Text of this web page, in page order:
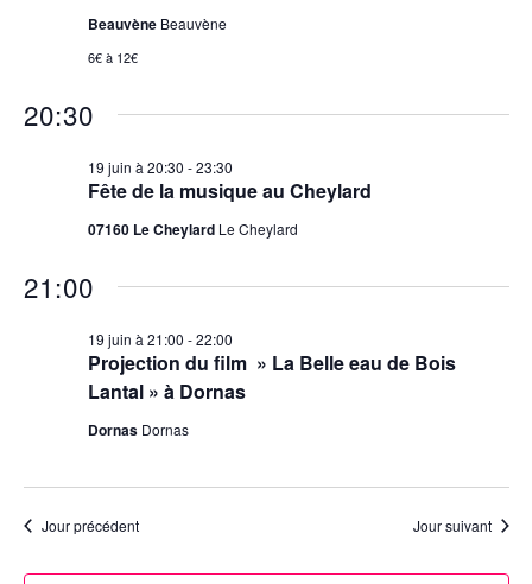
Beauvène Beauvène
6€ à 12€
20:30
Fête de la musique au Cheylard
19 juin à 20:30 -23:30
07160 Le Cheylard Le Cheylard
21:00
Projection du film » La Belle eau de Bois
Lantal » à Dornas
19 juin à 21:00 -22:00
Dornas Dornas
Jour précédent Jour suivant